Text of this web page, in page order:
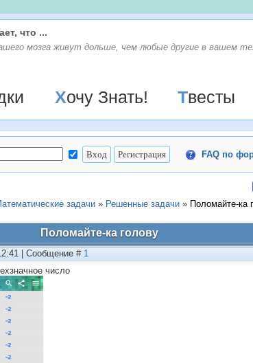
что ...
мозга живут дольше, чем любые другие в вашем
Хочу Знать! Твесты
FAQ по
задачи » Решенные задачи » Поломайте-ка
Поломайте-ка голову
| Сообщение # 1
число